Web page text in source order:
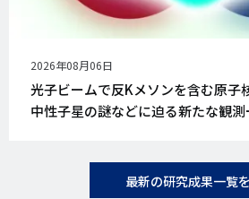
公
開
日
2026年08月06日
光子ビームで反Kメソンを含む原子
中性子星の謎などに迫る新たな観測
最新の研究成果一覧